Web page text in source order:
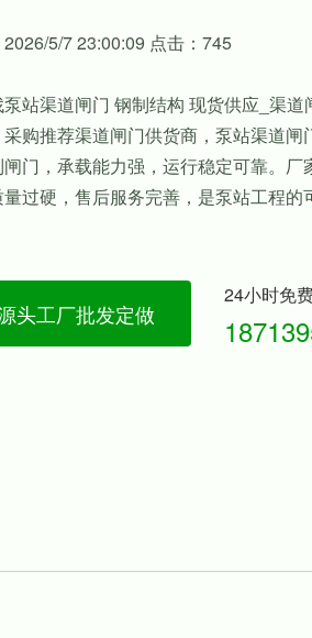
5/7 23:00:09 点击：745
站渠道闸门 钢制结构 现货供应_渠道
购推荐渠道闸门供货商，泵站渠道闸
门，承载能力强，运行稳定可靠。厂
过硬，售后服务完善，是泵站工程的
24小时免
头工厂批发定做